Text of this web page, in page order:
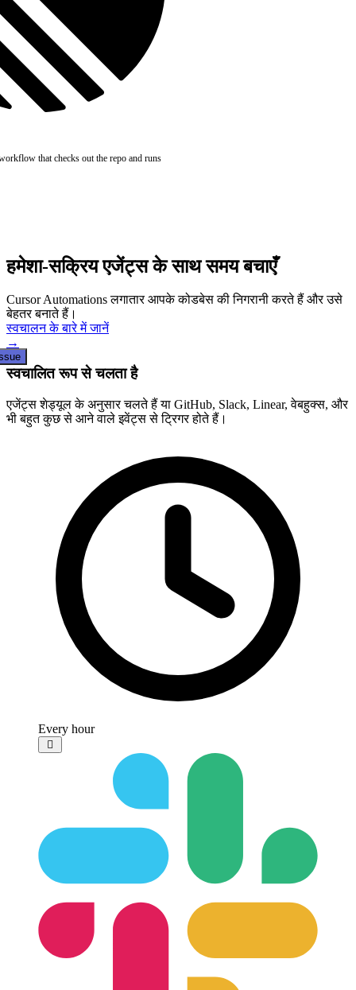
that checks out the repo and runs
हमेशा-सक्रिय एजेंट्स के साथ समय बचाएँ
Cursor Automations लगातार आपके कोडबेस की निगरानी करते हैं और उसे
बेहतर बनाते हैं।
स्वचालन के बारे में जानें
→
स्वचालित रूप से चलता है
एजेंट्स शेड्यूल के अनुसार चलते हैं या GitHub, Slack, Linear, वेबहुक्स, और
भी बहुत कुछ से आने वाले इवेंट्स से ट्रिगर होते हैं।
Every hour
